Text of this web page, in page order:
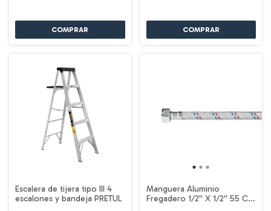
Escalera de tijera tipo III 4
escalones y bandeja PRETUL
Manguera Aluminio
Fregadero 1/2'' X 1/2'' 55 Cm